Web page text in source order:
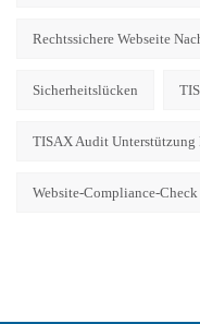
Rechtssichere Webseite
Sicherheitslücken
TISAX Audit Unterstützung
Website-Compliance-